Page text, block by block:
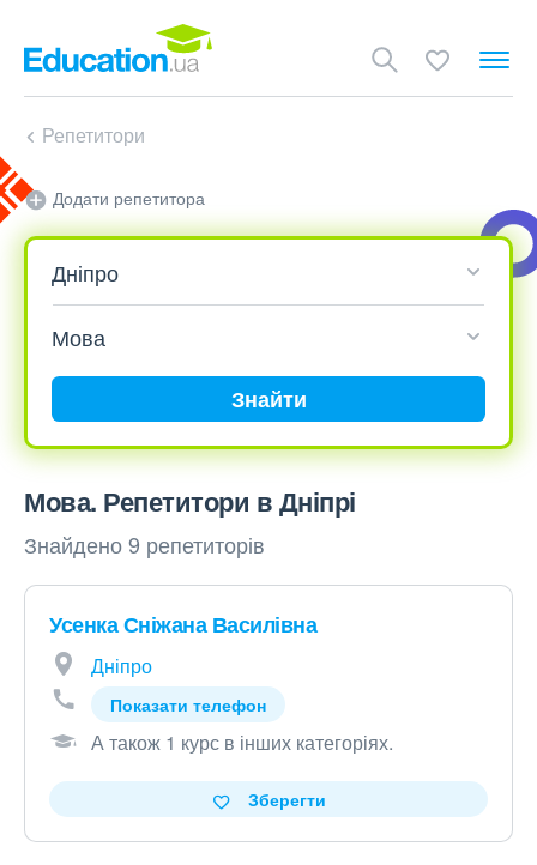
Репетитори
Додати репетитора
Знайти
Мова. Репетитори в Дніпрі
Знайдено 9 репетиторів
Усенка Сніжана Василівна
Дніпро
Показати телефон
А також 1 курс в інших категоріях.
Зберегти